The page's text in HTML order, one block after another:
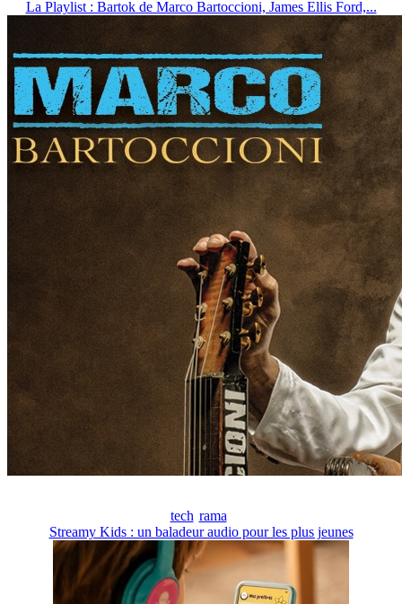
La Playlist : Bartok de Marco Bartoccioni, James Ellis Ford,...
tech rama
Streamy Kids : un baladeur audio pour les plus jeunes